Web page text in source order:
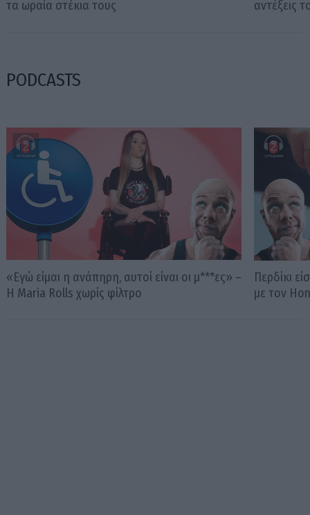
τα ωραία στέκια τους αντέξεις
PODCASTS
«Εγώ είμαι η ανάπηρη, αυτοί είναι οι μ***ες» –
Η Maria Rolls χωρίς φίλτρο
Περδίκι
με τον